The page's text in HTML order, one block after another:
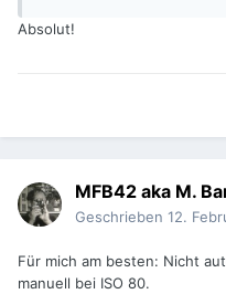
Absolut!
MFB42 aka M.
Geschrieben 12.
Für mich am besten: Nicht
manuell bei ISO 80.